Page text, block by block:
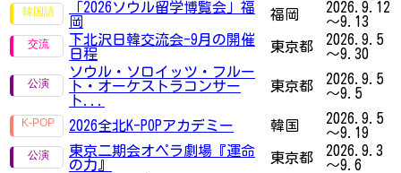
「2026ソウル留学博覧会」福
岡
福岡
2026.9.12
～9.13
下北沢日韓交流会-9月の開催
日程
東京都
2026.9.5
～9.30
ソウル・ソロイッツ・フルー
ト・オーケストラコンサー
ト...
東京都
2026.9.5
～9.5
2026全北K-POPアカデミー 韓国
2026.9.5
～9.19
東京二期会オペラ劇場『運命
の力』
東京都
2026.9.3
～9.6